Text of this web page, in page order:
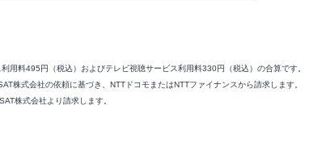
用料495円（税込）およびテレビ視聴サービス利用料330円（税込）の合算です。
株式会社の依頼に基づき、NTTドコモまたはNTTファイナンスから請求します。
株式会社より請求します。